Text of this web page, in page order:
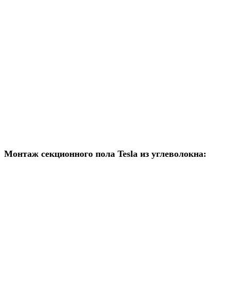
Монтаж секционного пола Tesla из углеволокна: